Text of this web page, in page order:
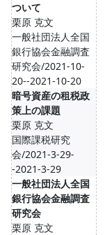
ついて
栗原 克文
一般社団法人全国
銀行協会金融調査
研究会/2021-10-
20--2021-10-20
暗号資産の租税政
策上の課題
栗原 克文
国際課税研究
会/2021-3-29-
-2021-3-29
一般社団法人全国
銀行協会金融調査
研究会
栗原 克文